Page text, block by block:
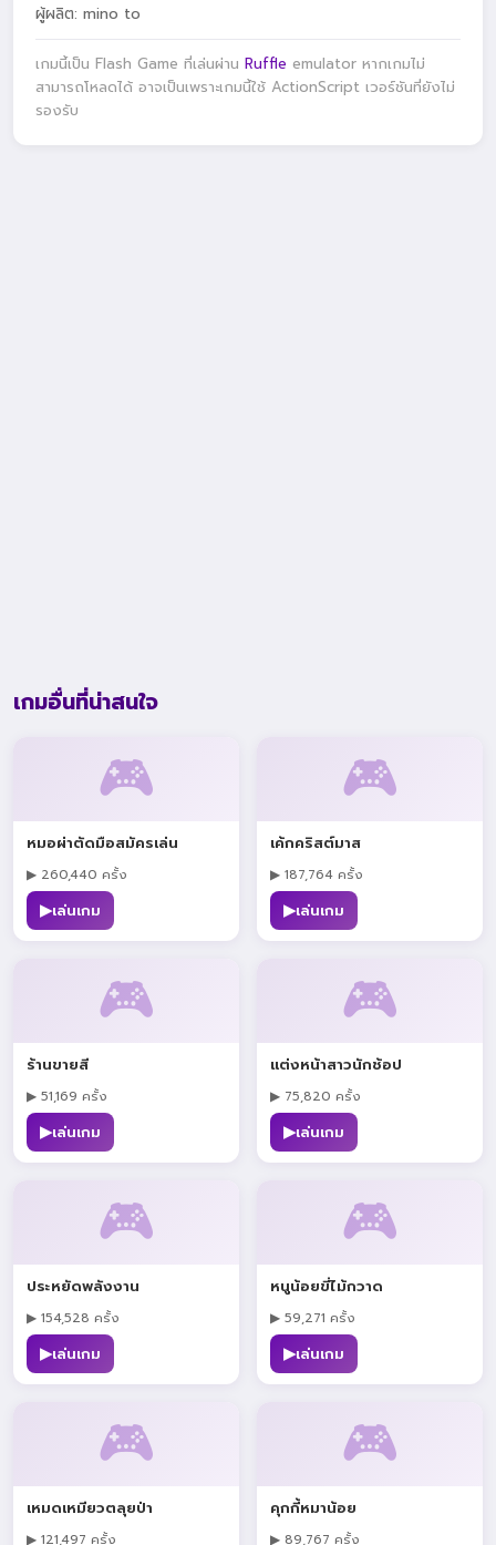
ผู้ผลิต: mino to
เกมนี้เป็น Flash Game ที่เล่นผ่าน Ruffle emulator หากเกมไม่
สามารถโหลดได้ อาจเป็นเพราะเกมนี้ใช้ ActionScript เวอร์ชันที่ยังไม่
รองรับ
เกมอื่นที่น่าสนใจ
🎮
หมอผ่าตัดมือสมัครเล่น
▶ 260,440 ครั้ง
▶เล่นเกม
🎮
เค้กคริสต์มาส
▶ 187,764 ครั้ง
▶เล่นเกม
🎮
ร้านขายสี
▶ 51,169 ครั้ง
▶เล่นเกม
🎮
แต่งหน้าสาวนักช้อป
▶ 75,820 ครั้ง
▶เล่นเกม
🎮
ประหยัดพลังงาน
▶ 154,528 ครั้ง
▶เล่นเกม
🎮
หนูน้อยขี่ไม้กวาด
▶ 59,271 ครั้ง
▶เล่นเกม
🎮
เหมดเหมียวตลุยป่า
▶ 121,497 ครั้ง
🎮
คุกกี้หมาน้อย
▶ 89,767 ครั้ง